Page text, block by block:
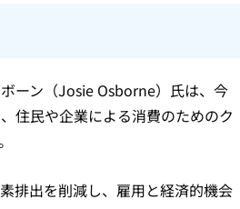
ーン（Josie Osborne）氏は、今
住民や企業による消費のためのク
排出を削減し、雇用と経済的機会